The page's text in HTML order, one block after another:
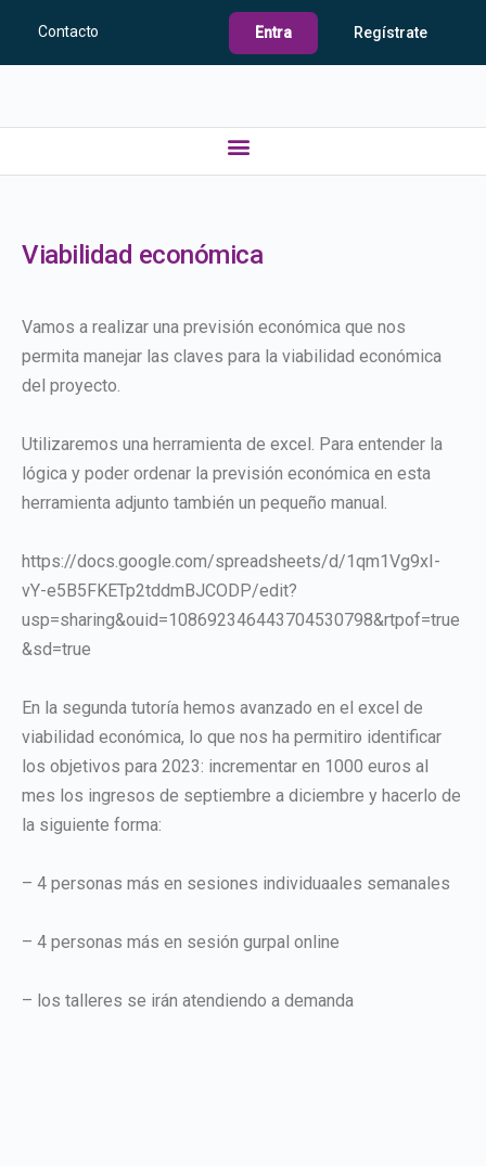
Contacto Entra Regístrate
Viabilidad económica
Vamos a realizar una previsión económica que nos
permita manejar las claves para la viabilidad económica
del proyecto.
Utilizaremos una herramienta de excel. Para entender la
lógica y poder ordenar la previsión económica en esta
herramienta adjunto también un pequeño manual.
https://docs.google.com/spreadsheets/d/1qm1Vg9xI-
vY-e5B5FKETp2tddmBJCODP/edit?
usp=sharing&ouid=108692346443704530798&rtpof=true
&sd=true
En la segunda tutoría hemos avanzado en el excel de
viabilidad económica, lo que nos ha permitiro identificar
los objetivos para 2023: incrementar en 1000 euros al
mes los ingresos de septiembre a diciembre y hacerlo de
la siguiente forma:
– 4 personas más en sesiones individuaales semanales
– 4 personas más en sesión gurpal online
– los talleres se irán atendiendo a demanda